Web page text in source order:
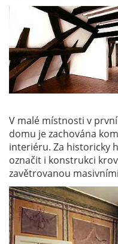
V malé místnosti v
domu je zachována
interiéru. Za historicky
označit i konstrukci
zavětrovanou